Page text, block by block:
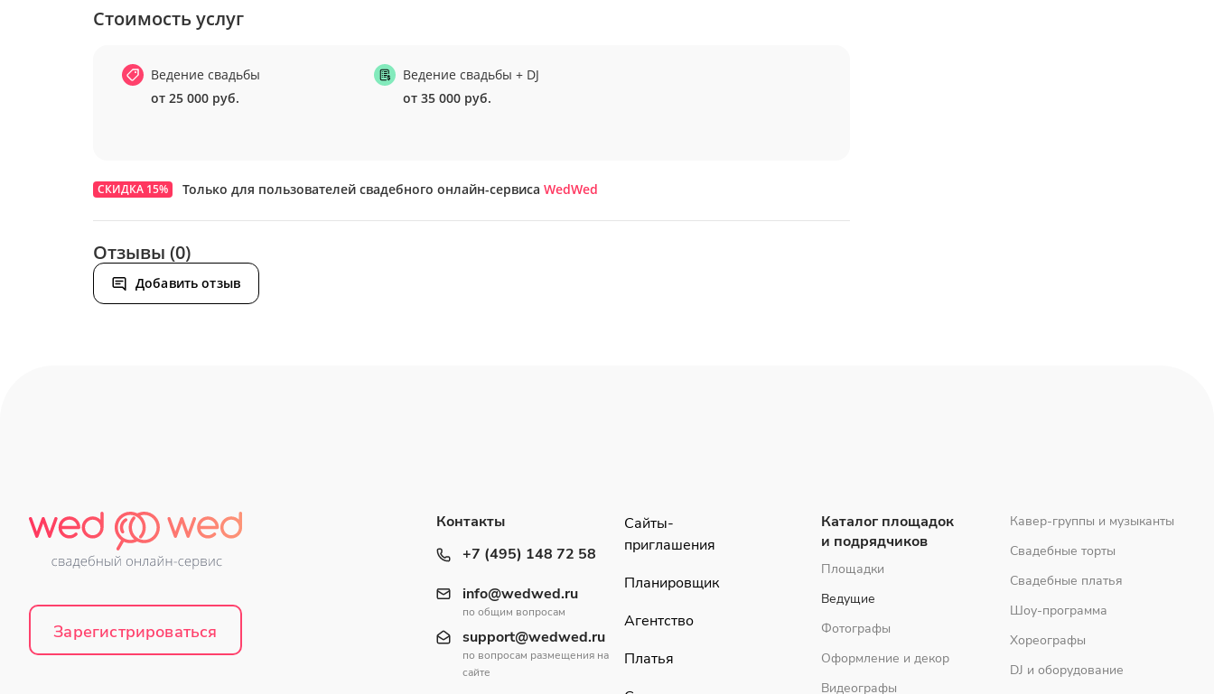
Стоимость услуг
Ведение свадьбы
от 25 000 руб.
Ведение свадьбы + DJ
от 35 000 руб.
СКИДКА 15% Только для пользователей свадебного онлайн-сервиса WedWed
Отзывы (0)
Добавить отзыв
Зарегистрироваться
Контакты
+7 (495) 148 72 58
info@wedwed.ru
по общим вопросам
support@wedwed.ru
по вопросам размещения на
сайте
Сайты-
приглашения
Планировщик
Агентство
Платья
Каталог площадок
и подрядчиков
Площадки
Ведущие
Фотографы
Оформление и декор
Видеографы
Кавер-группы и музыканты
Свадебные торты
Свадебные платья
Шоу-программа
Хореографы
DJ и оборудование